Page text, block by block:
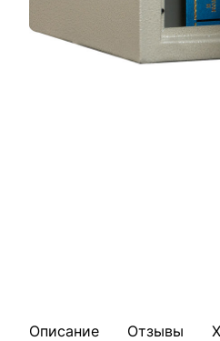
Описание Отзывы